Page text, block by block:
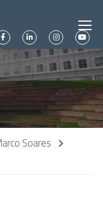
Soares